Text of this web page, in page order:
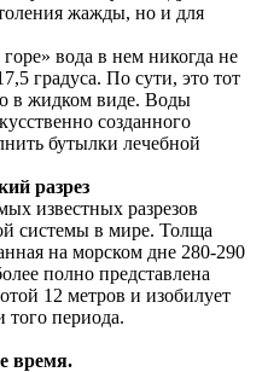
жажды, но и для
вода в нем никогда не
градуса. По сути, это тот
в жидком виде. Воды
созданного
бутылки лечебной
разрез
известных разрезов
системы в мире. Толща
на морском дне 280-290
полно представлена
12 метров и изобилует
периода.
время.